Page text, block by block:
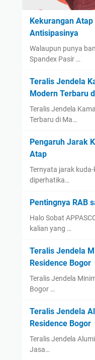
Kekurangan
Antisipasinya
Walaupun punya
Spandex Pasir …
Teralis Jendela
Modern Terbaru
Teralis Jendela
Terbaru di Ma…
Pengaruh Jarak
Atap
Ternyata jarak
diperhatika…
Pentingnya RAB
Halo Sobat
kalian yang …
Teralis Jendela
Residence Bogor
Teralis Jendela
Bogor …
Teralis Jendela
Residence Bogor
Teralis Jendela
Jasa…